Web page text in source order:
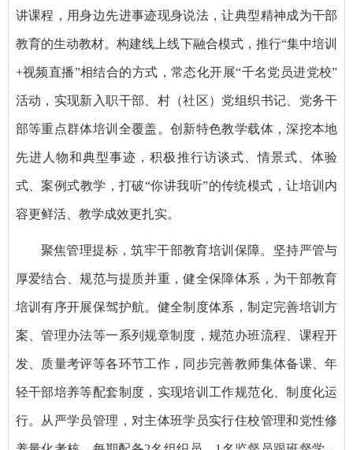
讲课程，用身边先进事迹现身说法，让典型精神成为干部
教育的生动教材。构建线上线下融合模式，推行“集中培训
+视频直播”相结合的方式，常态化开展“千名党员进党校”
活动，实现新入职干部、村（社区）党组织书记、党务干
部等重点群体培训全覆盖。创新特色教学载体，深挖本地
先进人物和典型事迹，积极推行访谈式、情景式、体验
式、案例式教学，打破“你讲我听”的传统模式，让培训内
容更鲜活、教学成效更扎实。
聚焦管理提标，筑牢干部教育培训保障。坚持严管与
厚爱结合、规范与提质并重，健全保障体系，为干部教育
培训有序开展保驾护航。健全制度体系，制定完善培训方
案、管理办法等一系列规章制度，规范办班流程、课程开
发、质量考评等各环节工作，同步完善教师集体备课、年
轻干部培养等配套制度，实现培训工作规范化、制度化运
行。从严学员管理，对主体班学员实行住校管理和党性修